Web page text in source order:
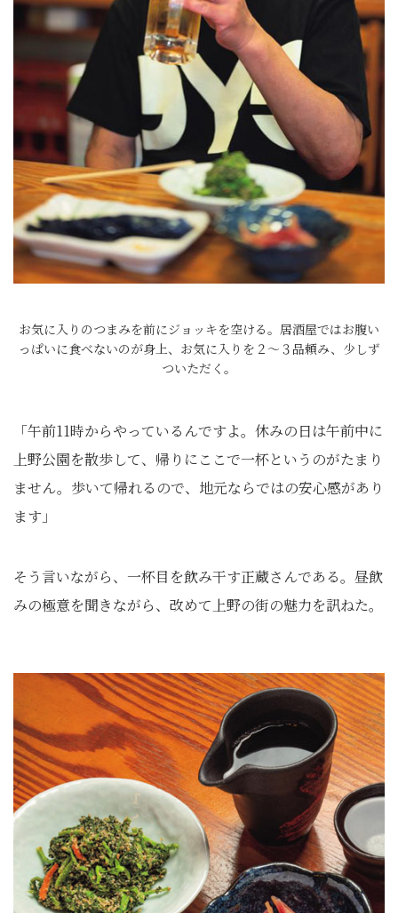
お気に入りのつまみを前にジョッキを空ける。居酒屋ではお腹い
っぱいに食べないのが身上、お気に入りを２〜３品頼み、少しず
ついただく。
「午前11時からやっているんですよ。休みの日は午前中に
上野公園を散歩して、帰りにここで一杯というのがたまり
ません。歩いて帰れるので、地元ならではの安心感があり
ます」
そう言いながら、一杯目を飲み干す正蔵さんである。昼飲
みの極意を聞きながら、改めて上野の街の魅力を訊ねた。